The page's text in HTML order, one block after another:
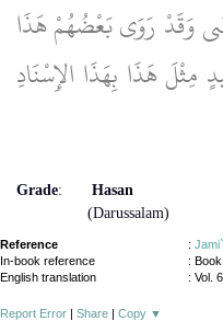
وَقَدْ رَوَى بَعْضُهُمْ هَذَا
هَذَا بِهَذَا الإِسْنَادِ
Grade:
Hasan
(Darussalam)
Reference :
In-book reference
:
English translation
: Vol.
Report Error | Share | Copy ▼